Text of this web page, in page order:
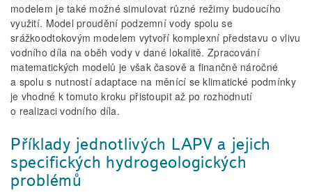
modelem je také možné simulovat různé režimy budoucího
využití. Model proudění podzemní vody spolu se
srážkoodtokovým modelem vytvoří komplexní představu o vlivu
vodního díla na oběh vody v dané lokalitě. Zpracování
matematických modelů je však časově a finančně náročné
a spolu s nutností adaptace na měnící se klimatické podmínky
je vhodné k tomuto kroku přistoupit až po rozhodnutí
o realizaci vodního díla.
Příklady jednotlivých LAPV a jejich
specifických hydrogeologických
problémů